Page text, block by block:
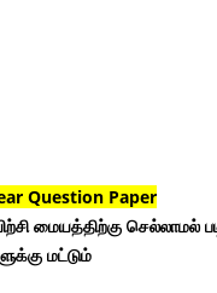
Question Paper
மையத்திற்கு செல்லாமல்
மட்டும்